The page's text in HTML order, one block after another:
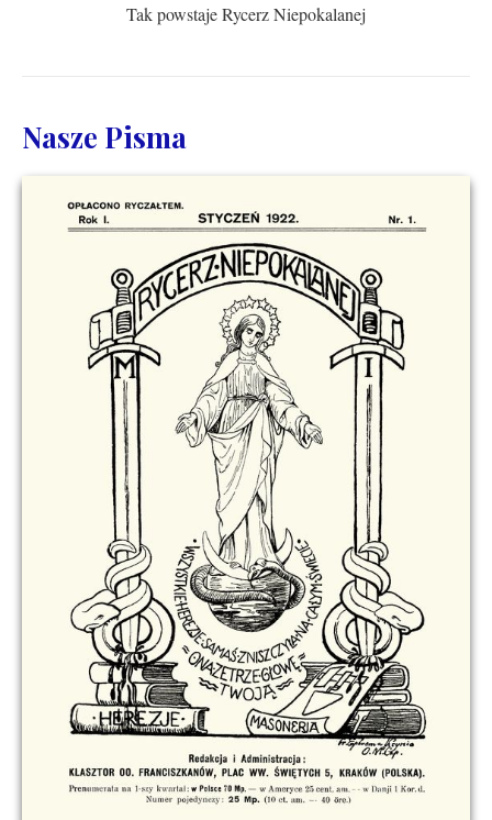
Tak powstaje Rycerz Niepokalanej
Nasze Pisma